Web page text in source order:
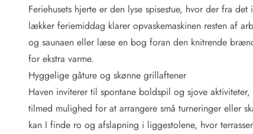
Fordele hos os
Esmark Rejsecurity
Esmark KidsVIP
Esmark VIP: Fordele og rabataftaler
Prisgaranti
Ingen depositum
Gæsteanmeldelser
Gratis WiFi i ferieområdet
Feriehusets hjerte er den lyse spisestue, hvor der fra
lækker feriemiddag klarer opvaskemaskinen resten af
og saunaen eller læse en bog foran den knitrende
for ekstra varme.
Hyggelige gåture og skønne grillaftener
Haven inviterer til spontane boldspil og sjove
tilmed mulighed for at arrangere små turneringer eller
kan I finde ro og afslapning i liggestolene, hvor